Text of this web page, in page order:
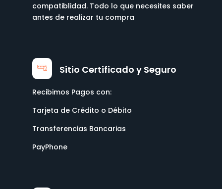
compatiblidad. Todo lo que necesites saber
antes de realizar tu compra
Sitio Certificado y Seguro
Recibimos Pagos con:
Tarjeta de Crédito o Débito
Transferencias Bancarias
PayPhone